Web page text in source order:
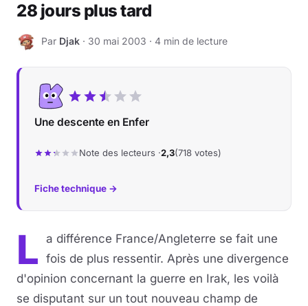
28 jours plus tard
D Par Djak · 30 mai 2003 · 4 min de lecture
Une descente en Enfer
Note des lecteurs ·2,3(718 votes)
Fiche technique →
L a différence France/Angleterre se fait une
fois de plus ressentir. Après une divergence
d'opinion concernant la guerre en Irak, les voilà
se disputant sur un tout nouveau champ de